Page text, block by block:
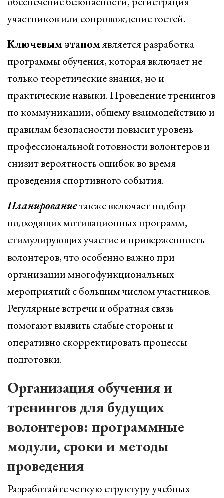
участников или сопровождение гостей.
Ключевым этапомявляется разработка
программы обучения, которая включает не
только теоретические знания, но и
практические навыки. Проведение тренингов
по коммуникации, общему взаимодействию и
правилам безопасности повысит уровень
профессиональной готовности волонтеров и
снизит вероятность ошибок во время
проведения спортивного события.
Планированиетакже включает подбор
подходящих мотивационных программ,
стимулирующих участие и приверженность
волонтеров, что особенно важно при
организации многофункциональных
мероприятий с большим числом участников.
Регулярные встречи и обратная связь
помогают выявить слабые стороны и
оперативно скорректировать процессы
подготовки.
Организация обучения и
тренингов для будущих
волонтеров: программные
модули, сроки и методы
проведения
Разработайте четкую структуру учебных